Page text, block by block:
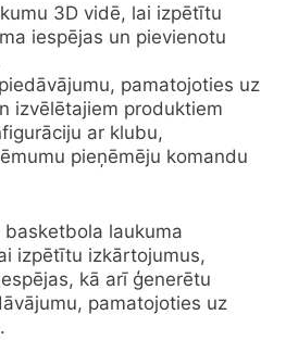
3D vidē, lai izpētītu
iespējas un pievienotu
pamatojoties uz
izvēlētajiem produktiem
ar klubu,
pieņēmēju komandu
laukuma
izpētītu izkārtojumus,
kā arī ģenerētu
pamatojoties uz